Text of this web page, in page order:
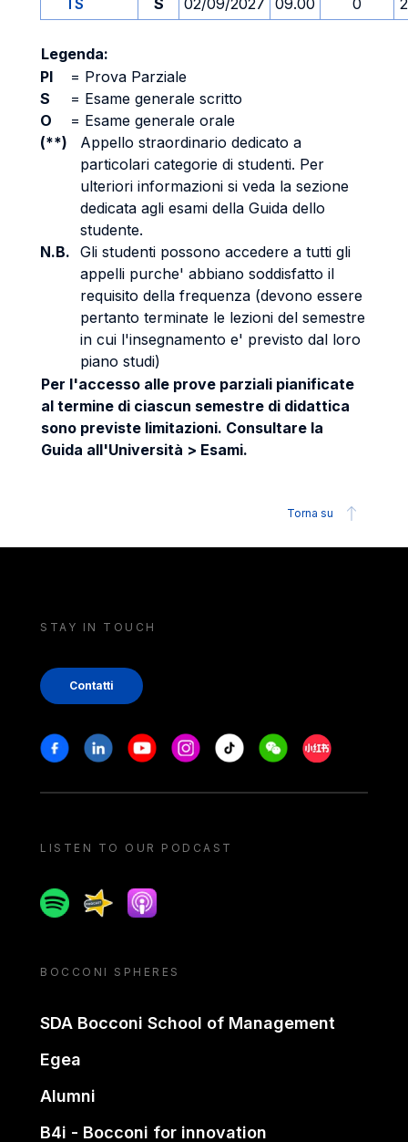
TS S 02/09/2027 09.00 0
Legenda:
PI
= Prova Parziale
S
= Esame generale scritto
O
= Esame generale orale
(**)
Appello straordinario dedicato a
particolari categorie di studenti. Per
ulteriori informazioni si veda la sezione
dedicata agli esami della Guida dello
studente.
N.B. Gli studenti possono accedere a tutti gli
appelli purche' abbiano soddisfatto il
requisito della frequenza (devono essere
pertanto terminate le lezioni del semestre
in cui l'insegnamento e' previsto dal loro
piano studi)
Per l'accesso alle prove parziali pianificate
al termine di ciascun semestre di didattica
sono previste limitazioni. Consultare la
Guida all'Università > Esami.
Torna su
STAY IN TOUCH
Contatti
Stay in touch
FacebookLinkedinYoutubeInstagram
Tiktok WeechatXiaohongshu/
LISTEN TO OUR PODCAST
SpotifySpreakerApple podcast
BOCCONI SPHERES
SDA Bocconi School of Management
Egea
Alumni
B4i - Bocconi for innovation